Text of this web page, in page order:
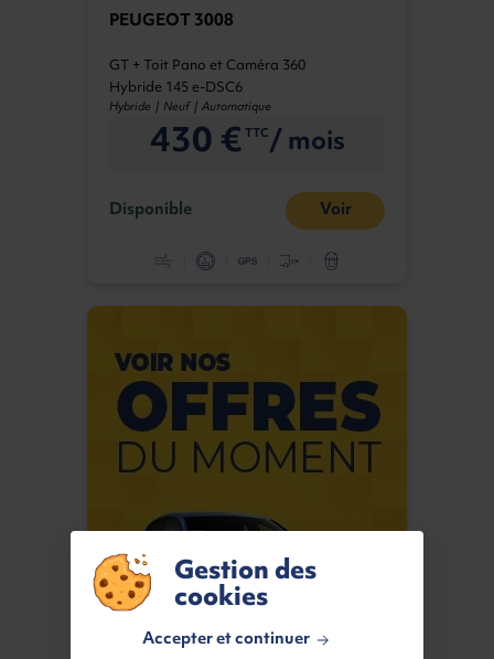
PEUGEOT 3008
GT + Toit Pano et Caméra 360
Hybride 145 e-DSC6
Hybride | Neuf | Automatique
430 €TTC/ mois
Disponible Voir
Gestion des
cookies
Accepter et continuer